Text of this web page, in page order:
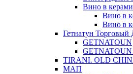
Вино в
Вино в
Вино в
Гетнатун Торговый
GETNATOUN
TIRANI. OLD
МАП